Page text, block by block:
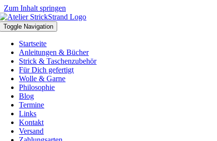
Zum Inhalt springen
Toggle Navigation
Startseite
Anleitungen & Bücher
Strick & Taschenzubehör
Für Dich gefertigt
Wolle & Garne
Philosophie
Blog
Termine
Links
Kontakt
Versand